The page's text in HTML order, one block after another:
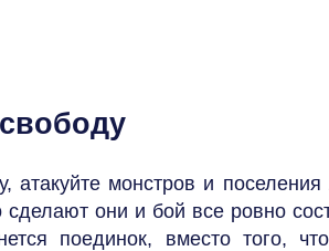
атакуйте монстров и
сделают они и бой все ровно
поединок, вместо того,